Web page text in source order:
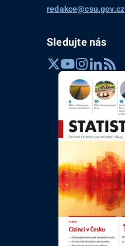
redakce@csu.gov.cz
Sledujte nás